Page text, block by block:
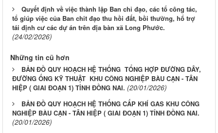
Quyết định về việc thành lập Ban chỉ đạo, các tổ công tác,
tổ giúp việc của Ban chit đạo thu hồi đất, bồi thường, hổ trợ
tái định cư các dự án trên địa bàn xã Long Phước.
(24/02/2026)
Những tin cũ hơn
BẢN ĐỒ QUY HOẠCH HỆ THỐNG TỔNG HỢP ĐƯỜNG DÂY,
ĐƯỜNG ỐNG KỸ THUẬT KHU CÔNG NGHIỆP BÀU CẠN - TÂN
HIỆP ( GIAI ĐOẠN 1) TỈNH ĐỒNG NAI. (20/01/2026)
BẢN ĐỒ QUY HOẠCH HỆ THỐNG CẤP KHÍ GAS KHU CÔNG
NGHIỆP BÀU CẠN - TÂN HIỆP ( GIAI ĐOẠN 1) TỈNH ĐỒNG NAI.
(20/01/2026)